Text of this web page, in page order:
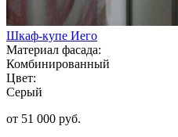
Шкаф-купе Иего
Материал фасада:
Комбинированный
Цвет:
Серый
от 51 000 руб.